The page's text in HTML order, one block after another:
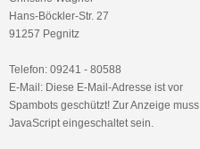
Hans-Böckler-Str. 27
91257 Pegnitz
Telefon: 09241 - 80588
E-Mail: Diese E-Mail-Adresse ist vor
Spambots geschützt! Zur Anzeige muss
JavaScript eingeschaltet sein.